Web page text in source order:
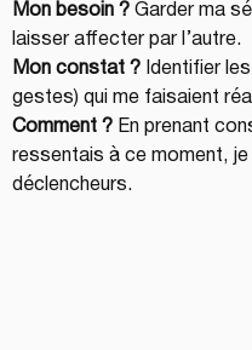
Mon besoin ? Garder ma
laisser affecter par l’autre.
Mon constat ? Identifier
gestes) qui me faisaient
Comment ? En prenant
ressentais à ce moment,
déclencheurs.